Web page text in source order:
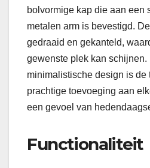
bolvormige kap die aan een
metalen arm is bevestigd.
gedraaid en gekanteld,
gewenste plek kan schijnen.
minimalistische design is de
prachtige toevoeging aan
een gevoel van
Functionaliteit